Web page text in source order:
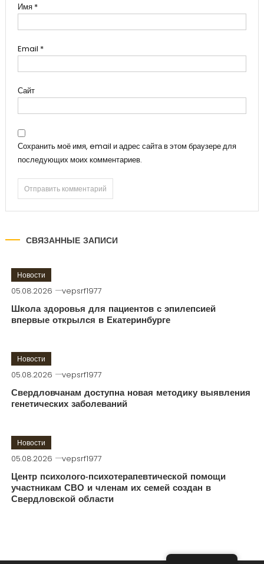
Имя *
Email *
Сайт
Сохранить моё имя, email и адрес сайта в этом браузере для
последующих моих комментариев.
СВЯЗАННЫЕ ЗАПИСИ
Новости
05.08.2026 vepsrf1977
Школа здоровья для пациентов с эпилепсией
впервые открылся в Екатеринбурге
Новости
05.08.2026 vepsrf1977
Свердловчанам доступна новая методику выявления
генетических заболеваний
Новости
05.08.2026 vepsrf1977
Центр психолого-психотерапевтической помощи
участникам СВО и членам их семей создан в
Свердловской области